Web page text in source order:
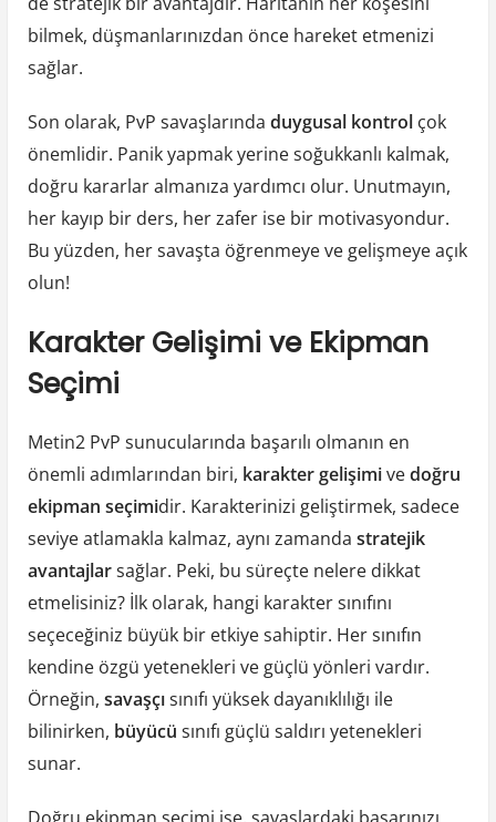
bilmek, düşmanlarınızdan önce hareket etmenizi
sağlar.
Son olarak, PvP savaşlarında duygusal kontrolçok
önemlidir. Panik yapmak yerine soğukkanlı kalmak,
doğru kararlar almanıza yardımcı olur. Unutmayın,
her kayıp bir ders, her zafer ise bir motivasyondur.
Bu yüzden, her savaşta öğrenmeye ve gelişmeye açık
olun!
Karakter Gelişimi ve Ekipman
Seçimi
Metin2 PvP sunucularında başarılı olmanın en
önemli adımlarından biri, karakter gelişimivedoğru
ekipman seçimidir. Karakterinizi geliştirmek, sadece
seviye atlamakla kalmaz, aynı zamanda stratejik
avantajlarsağlar. Peki, bu süreçte nelere dikkat
etmelisiniz? İlk olarak, hangi karakter sınıfını
seçeceğiniz büyük bir etkiye sahiptir. Her sınıfın
kendine özgü yetenekleri ve güçlü yönleri vardır.
Örneğin, savaşçısınıfı yüksek dayanıklılığı ile
bilinirken, büyücü sınıfı güçlü saldırı yetenekleri
sunar.